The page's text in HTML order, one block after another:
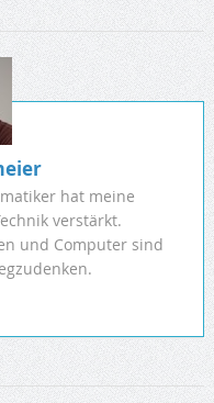
hat meine
verstärkt.
und Computer sind